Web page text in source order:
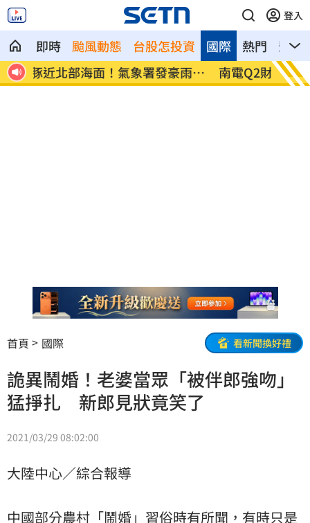
登入
即時 颱風動態 台股怎投資 熱門 影音
國際
特
南電Q2財報公布後 目標價調升 俄軍
首頁 國際 看新聞換好禮
詭異鬧婚！老婆當眾「被伴郎強吻」
猛掙扎 新郎見狀竟笑了
2021/03/29 08:02:00
大陸中心／綜合報導
中國部分農村「鬧婚」習俗時有所聞，有時只是